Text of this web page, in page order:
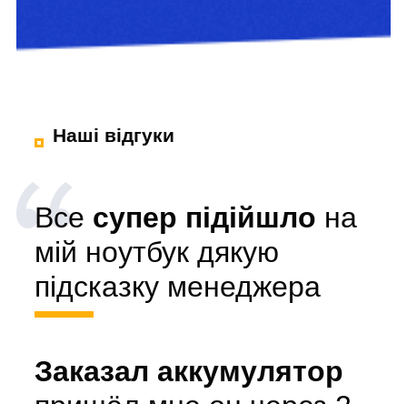
Наші відгуки
Все супер підійшло на
мій ноутбук дякую
підсказку менеджера
Заказал аккумулятор